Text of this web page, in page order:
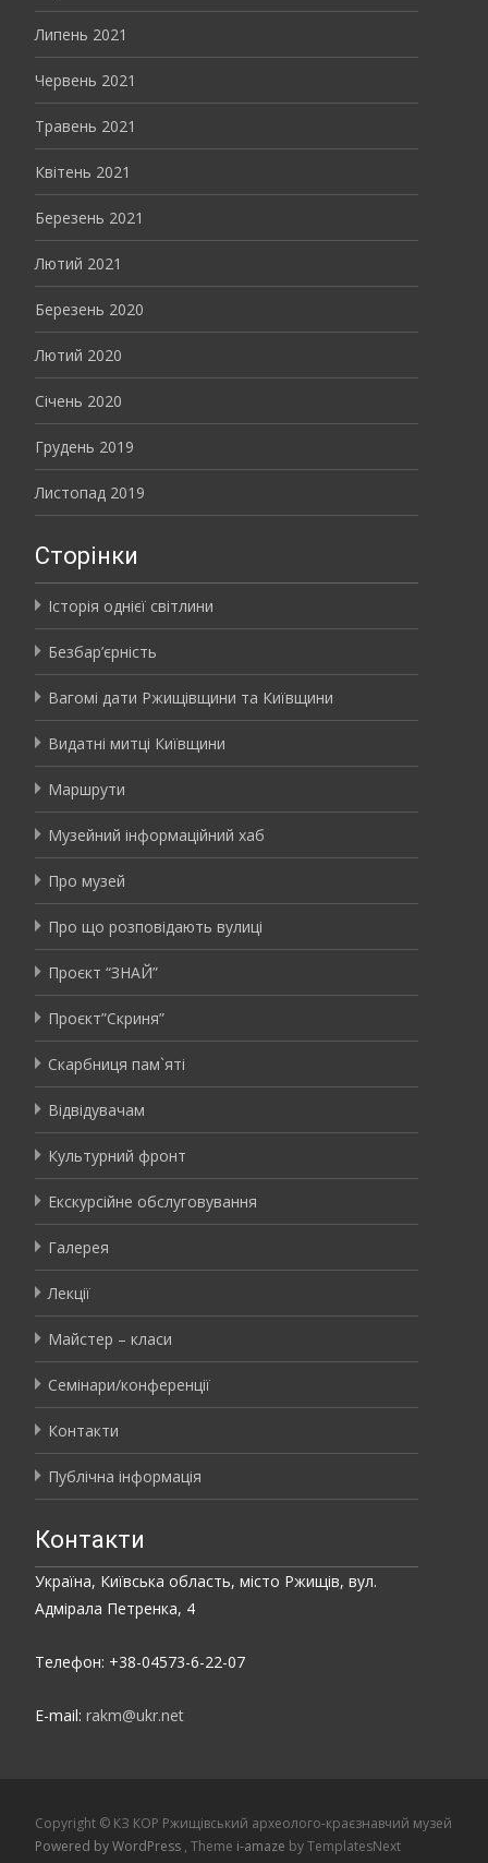
Липень 2021
Червень 2021
Травень 2021
Квітень 2021
Березень 2021
Лютий 2021
Березень 2020
Лютий 2020
Січень 2020
Грудень 2019
Листопад 2019
Сторінки
Історія однієї світлини
Безбар’єрність
Вагомі дати Ржищівщини та Київщини
Видатні митці Київщини
Маршрути
Музейний інформаційний хаб
Про музей
Про що розповідають вулиці
Проєкт “ЗНАЙ”
Проєкт”Скриня”
Скарбниця пам`яті
Відвідувачам
Культурний фронт
Екскурсійне обслуговування
Галерея
Лекції
Майстер – класи
Семінари/конференції
Контакти
Публічна інформація
Контакти
Україна, Київська область, місто Ржищів, вул.
Адмірала Петренка, 4
Телефон: +38-04573-6-22-07
E-mail: rakm@ukr.net
Copyright © КЗ КОР Ржищівський археолого-краєзнавчий музей
Powered by WordPress , Theme i-amaze by TemplatesNext